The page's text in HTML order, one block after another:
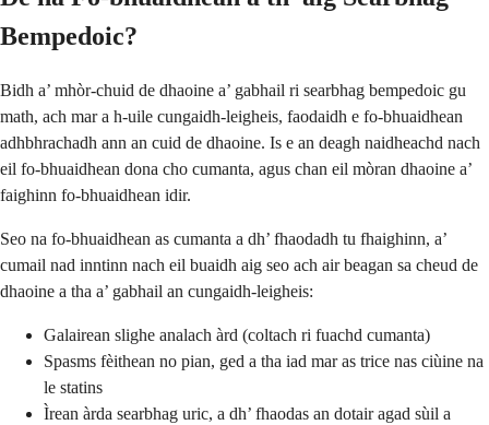
Bempedoic?
Bidh a’ mhòr-chuid de dhaoine a’ gabhail ri searbhag bempedoic gu
math, ach mar a h-uile cungaidh-leigheis, faodaidh e fo-bhuaidhean
adhbhrachadh ann an cuid de dhaoine. Is e an deagh naidheachd nach
eil fo-bhuaidhean dona cho cumanta, agus chan eil mòran dhaoine a’
faighinn fo-bhuaidhean idir.
Seo na fo-bhuaidhean as cumanta a dh’ fhaodadh tu fhaighinn, a’
cumail nad inntinn nach eil buaidh aig seo ach air beagan sa cheud de
dhaoine a tha a’ gabhail an cungaidh-leigheis:
Galairean slighe analach àrd (coltach ri fuachd cumanta)
Spasms fèithean no pian, ged a tha iad mar as trice nas ciùine na
le statins
Ìrean àrda searbhag uric, a dh’ fhaodas an dotair agad sùil a